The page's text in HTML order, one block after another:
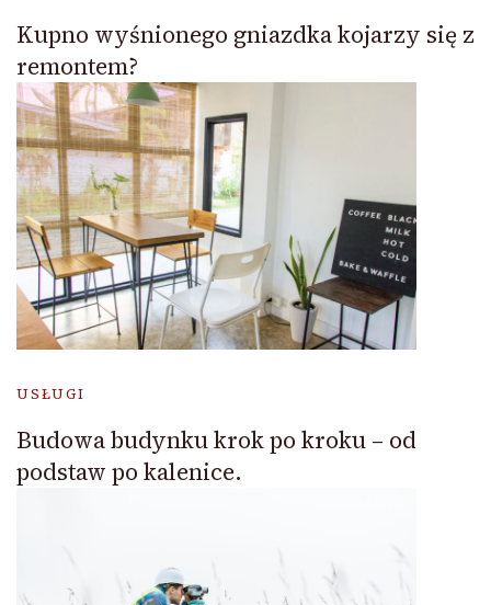
Kupno wyśnionego gniazdka kojarzy się z
remontem?
USŁUGI
Budowa budynku krok po kroku – od
podstaw po kalenice.